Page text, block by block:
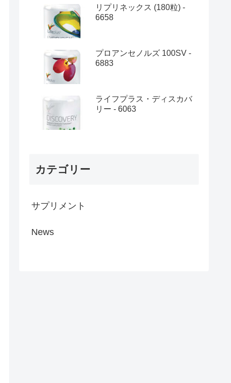
リプリネックス (180粒) -
6658
プロアンセノルズ 100SV -
6883
ライフプラス・ディスカバ
リー - 6063
カテゴリー
サプリメント
News